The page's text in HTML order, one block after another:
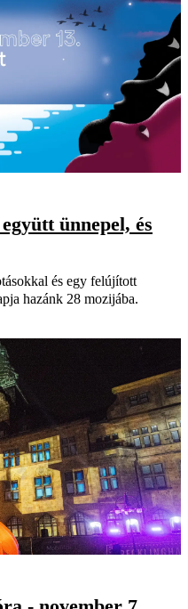
ünnepel, és
és egy felújított
hazánk 28 mozijába.